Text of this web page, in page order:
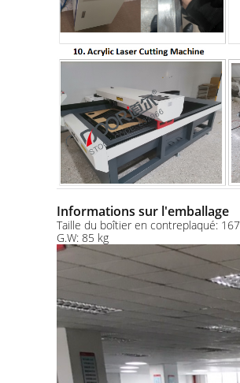
Informations sur l'emballage
Taille du boîtier en contreplaqué:
G.W: 85 kg